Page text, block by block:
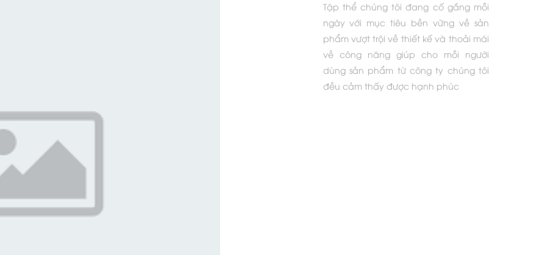
Tập thể chúng tôi đang cố gắng mỗi
ngày với mục tiêu bền vững về sản
phẩm vượt trội về thiết kế và thoải mái
về công năng giúp cho mỗi người
dùng sản phẩm từ công ty chúng tôi
đều cảm thấy được hạnh phúc